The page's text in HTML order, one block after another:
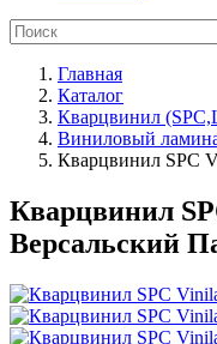
Главная
Каталог
Кварцвинил
Виниловый
Кварцвинил SPC
Кварцвинил
Версальский